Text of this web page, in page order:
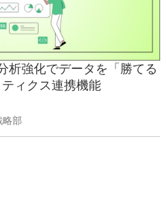
析強化でデータを「勝てる
ィクス連携機能
略部